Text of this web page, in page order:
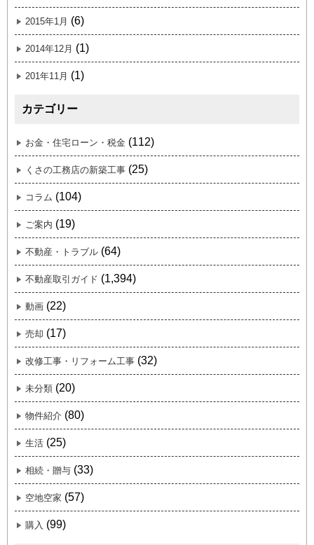
2015年1月 (6)
2014年12月 (1)
201年11月 (1)
カテゴリー
お金・住宅ローン・税金 (112)
くさの工務店の新築工事 (25)
コラム (104)
ご案内 (19)
不動産・トラブル (64)
不動産取引ガイド (1,394)
動画 (22)
売却 (17)
改修工事・リフォーム工事 (32)
未分類 (20)
物件紹介 (80)
生活 (25)
相続・贈与 (33)
空地空家 (57)
購入 (99)